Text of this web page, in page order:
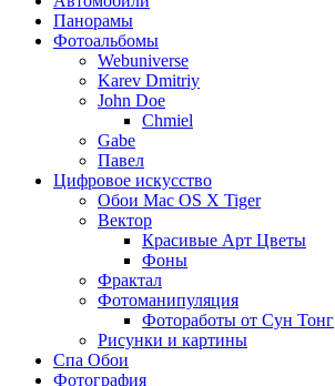
Панорамы
Фотоальбомы
Webuniverse
Karev Dmitriy
John Doe
Chmiel
Gabe
Павел
Цифровое искусство
Обои Mac OS X Tiger
Вектор
Красивые Арт Цветы
Фоны
Фрактал
Фотоманипуляция
Фотоработы от Сун Тонг
Рисунки и картины
Спа Обои
Фотография